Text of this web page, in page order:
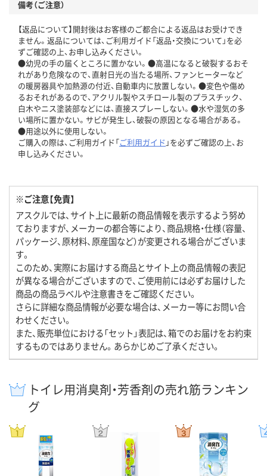
備考（ご注意）
【返品について】開封後はお客様のご都合による返品はお受けでき
ません。返品については、ご利用ガイド「返品・交換について」を必
ずご確認の上、お申し込みください。
●幼児の手の届くところに置かない。●高温になると破裂するおそ
れがあり危険なので、直射日光の当たる場所、ファンヒーターなど
の暖房器具や加熱源の付近、自動車内に放置しない。●変色や傷め
るおそれがあるので、アクリル製やスチロール製のプラスチック、
白木やニス塗装部などには、直接スプレーしない。●水や湿気の多
い場所に置かない。サビが発生し、破裂の原因となる場合がある。
●用途以外に使用しない。
ご購入の際は、ご利用ガイド「ご利用ガイド 」を必ずご確認の上、お
申し込みください。
※ご注意【免責】
アスクルでは、サイト上に最新の商品情報を表示するよう努め
ておりますが、メーカーの都合等により、商品規格・仕様（容量、
パッケージ、原材料、原産国など）が変更される場合がございま
す。
このため、実際にお届けする商品とサイト上の商品情報の表記
が異なる場合がございますので、ご使用前には必ずお届けした
商品の商品ラベルや注意書きをご確認ください。
さらに詳細な商品情報が必要な場合は、メーカー等にお問い合
わせください。
また、販売単位における「セット」表記は、箱でのお届けをお約束
するものではありません。あらかじめご了承ください。
トイレ用消臭剤・芳香剤の売れ筋ランキン
グ